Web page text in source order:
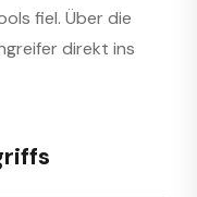
fiel. Über die
direkt ins